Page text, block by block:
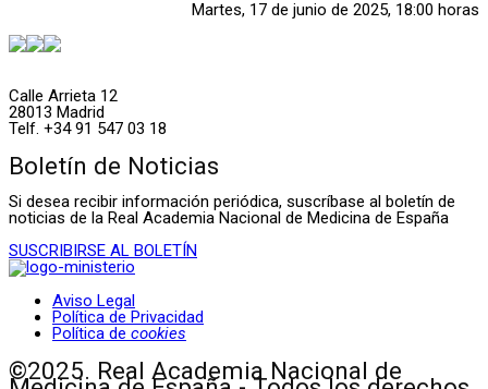
Martes, 17 de junio de 2025, 18:00 horas
Calle Arrieta 12
28013 Madrid
Telf. +34 91 547 03 18
Boletín de Noticias
Si desea recibir información periódica, suscríbase al boletín de
noticias de la Real Academia Nacional de Medicina de España
SUSCRIBIRSE AL BOLETÍN
Aviso Legal
Política de Privacidad
Política de cookies
©2025. Real Academia Nacional de